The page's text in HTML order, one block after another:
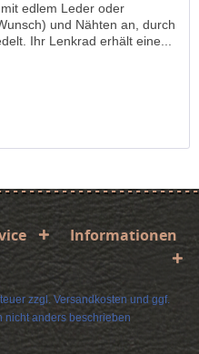
edlem Leder oder
und Nähten an, durch
Ihr Lenkrad erhält eine...
Informationen
zzgl. Versandkosten und ggf.
nicht anders beschrieben